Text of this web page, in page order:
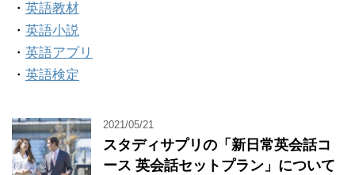
・ 英語教材
・ 英語小説
・ 英語アプリ
・ 英語検定
2021/05/21
スタディサプリの「新日常英会話コ
ース 英会話セットプラン」について